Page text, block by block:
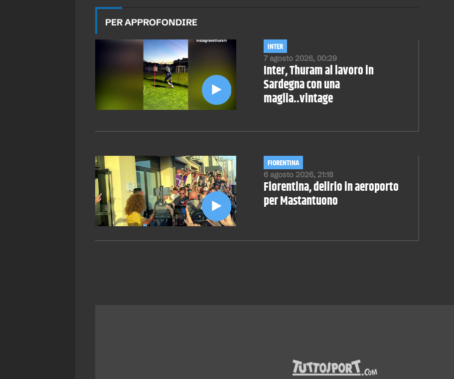
PER APPROFONDIRE
7 agosto 2026, 00:29
INTER
Inter, Thuram al lavoro in
Sardegna con una
maglia..vintage
6 agosto 2026, 21:18
FIORENTINA
Fiorentina, delirio in aeroporto
per Mastantuono